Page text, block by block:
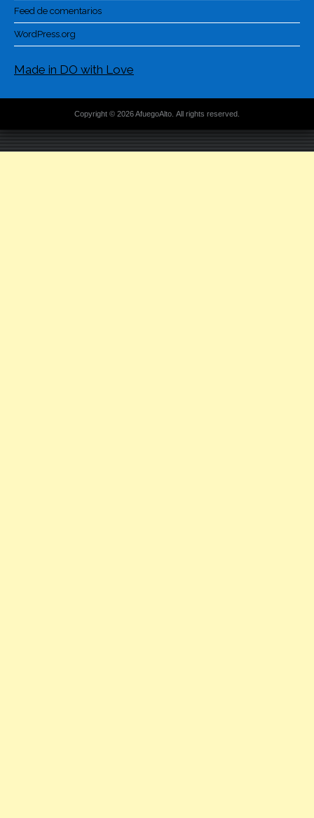
Feed de comentarios
WordPress.org
Made in DO with Love
Copyright © 2026 AfuegoAlto. All rights reserved.